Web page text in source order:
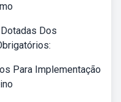
Dos
Para Implementação